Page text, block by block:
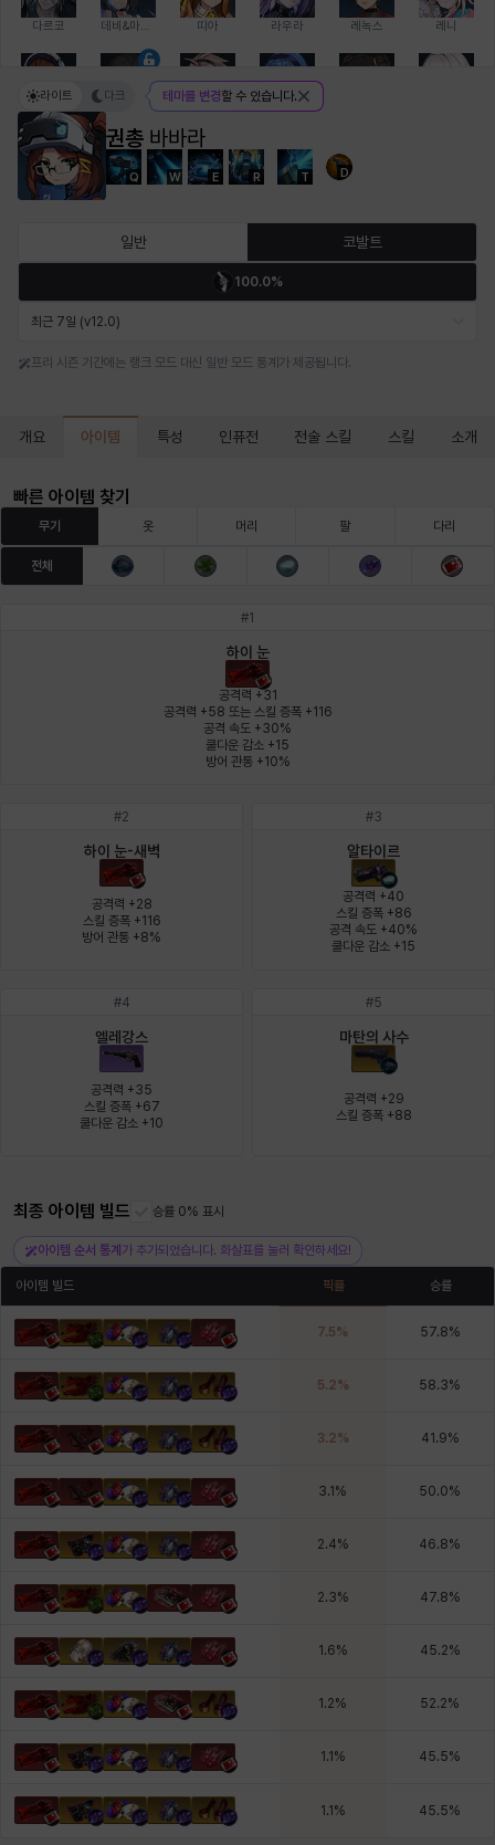
다르코 띠아 라우라 레녹스 레니
레온 루크 르노어
바바라 버니스 블레어 비앙카 비형 샬럿
아야 아이솔 아이작 알렉스 알론소 얀
유스티나 유키
이안 재키
카밀로 캐시
크레이버 타지아
펠릭스 피올로
헤이즈 헨리 현우
권총 바바라
Q W E R T D
라이트 다크 테마를 변경할 수 있습니다.
일반 코발트
100.0%
최근 7일 (v12.0)
프리 시즌 기간에는 랭크 모드 대신 일반 모드 통계가 제공됩니다.
개요 아이템 특성 인퓨전 전술 스킬 스킬 소개
빠른 아이템 찾기
무기 옷 머리 팔 다리
전체
#1
하이 눈
공격력 +31
공격력 +58 또는 스킬 증폭 +116
공격 속도 +30%
쿨다운 감소 +15
방어 관통 +10%
#2
하이 눈-새벽
공격력 +28
스킬 증폭 +116
방어 관통 +8%
#3
알타이르
공격력 +40
스킬 증폭 +86
공격 속도 +40%
쿨다운 감소 +15
#4
엘레강스
공격력 +35
스킬 증폭 +67
쿨다운 감소 +10
#5
마탄의 사수
공격력 +29
스킬 증폭 +88
최종 아이템 빌드 승률 0% 표시
아이템 순서 통계 가 추가되었습니다. 화살표를 눌러 확인하세요!
아이템 빌드 픽률 승률
7.5% 57.8%
5.2% 58.3%
3.2% 41.9%
3.1 % 50.0%
2.4% 46.8%
2.3% 47.8%
1.6% 45.2%
1.2% 52.2%
1.1 % 45.5%
1.1 % 45.5%